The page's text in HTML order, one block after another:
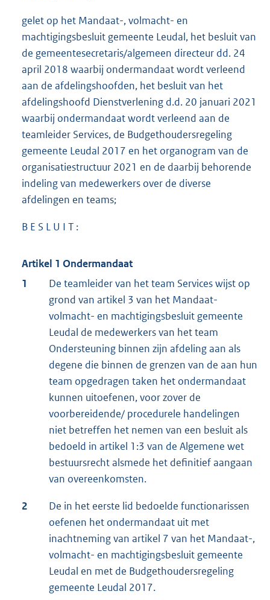
gelet op het Mandaat-, volmacht- en
machtigingsbesluit gemeente Leudal, het besluit van
de gemeentesecretaris/algemeen directeur dd. 24
april 2018 waarbij ondermandaat wordt verleend
aan de afdelingshoofden, het besluit van het
afdelingshoofd Dienstverlening d.d. 20 januari 2021
waarbij ondermandaat wordt verleend aan de
teamleider Services, de Budgethoudersregeling
gemeente Leudal 2017 en het organogram van de
organisatiestructuur 2021 en de daarbij behorende
indeling van medewerkers over de diverse
afdelingen en teams;
B E S L U I T :
Artikel 1 Ondermandaat
1
De teamleider van het team Services wijst op
grond van artikel 3 van het Mandaat-
volmacht- en machtigingsbesluit gemeente
Leudal de medewerkers van het team
Ondersteuning binnen zijn afdeling aan als
degene die binnen de grenzen van de aan hun
team opgedragen taken het ondermandaat
kunnen uitoefenen, voor zover de
voorbereidende/ procedurele handelingen
niet betreffen het nemen van een besluit als
bedoeld in artikel 1:3 van de Algemene wet
bestuursrecht alsmede het definitief aangaan
van overeenkomsten.
2
De in het eerste lid bedoelde functionarissen
oefenen het ondermandaat uit met
inachtneming van artikel 7 van het Mandaat-,
volmacht- en machtigingsbesluit gemeente
Leudal en met de Budgethoudersregeling
gemeente Leudal 2017.